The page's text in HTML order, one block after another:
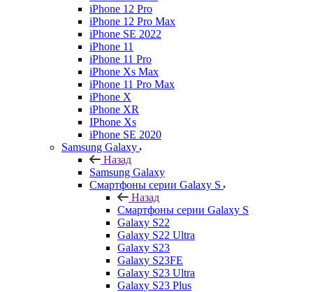
iPhone 12 Pro
iPhone 12 Pro Max
iPhone SE 2022
iPhone 11
iPhone 11 Pro
iPhone Xs Max
iPhone 11 Pro Max
iPhone X
iPhone XR
IPhone Xs
iPhone SE 2020
Samsung Galaxy
Назад
Samsung Galaxy
Смартфоны серии Galaxy S
Назад
Смартфоны серии Galaxy S
Galaxy S22
Galaxy S22 Ultra
Galaxy S23
Galaxy S23FE
Galaxy S23 Ultra
Galaxy S23 Plus